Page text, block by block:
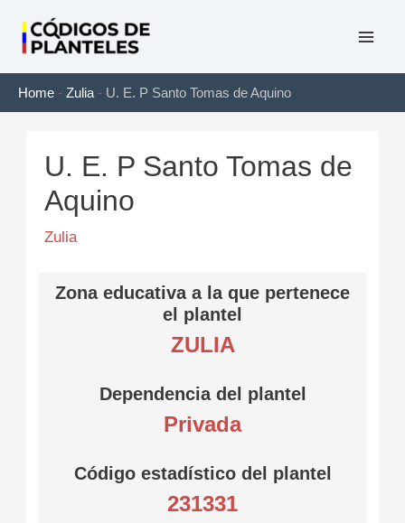
contenido
Home - Zulia - U. E. P Santo Tomas de Aquino
U. E. P Santo Tomas de
Aquino
Zulia
Zona educativa a la que pertenece
el plantel
ZULIA
Dependencia del plantel
Privada
Código estadístico del plantel
231331